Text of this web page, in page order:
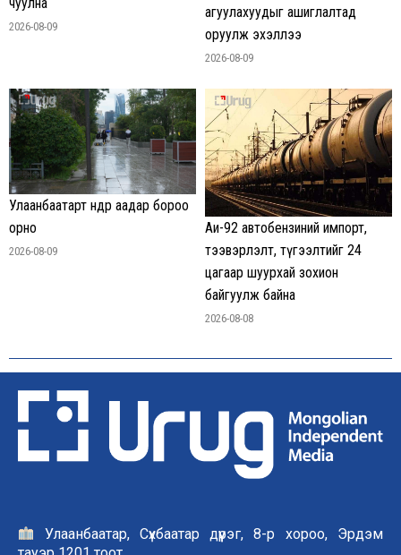
2026-08-09
агуулахуудыг ашиглалтад
оруулж эхэллээ
2026-08-09
Улаанбаатарт өнөөдөр аадар бороо
орно
2026-08-09
Аи-92 автобензиний импорт,
тээвэрлэлт, түгээлтийг 24
цагаар шуурхай зохион
байгуулж байна
2026-08-08
Улаанбаатар, Сүхбаатар дүүрэг, 8-р хороо, Эрдэм